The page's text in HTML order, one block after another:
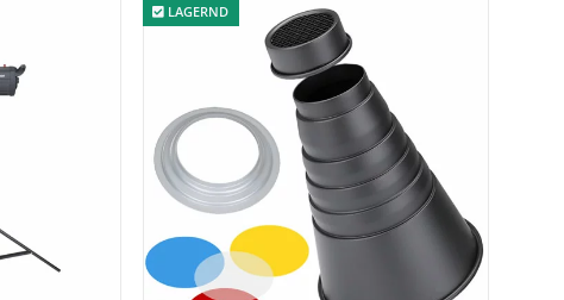
LAGERND